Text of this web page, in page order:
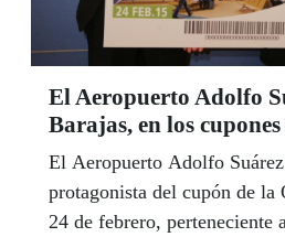
El Aeropuerto Adolfo
Barajas, en los
El Aeropuerto Adolfo
protagonista del cupón de la
24 de febrero, perteneciente